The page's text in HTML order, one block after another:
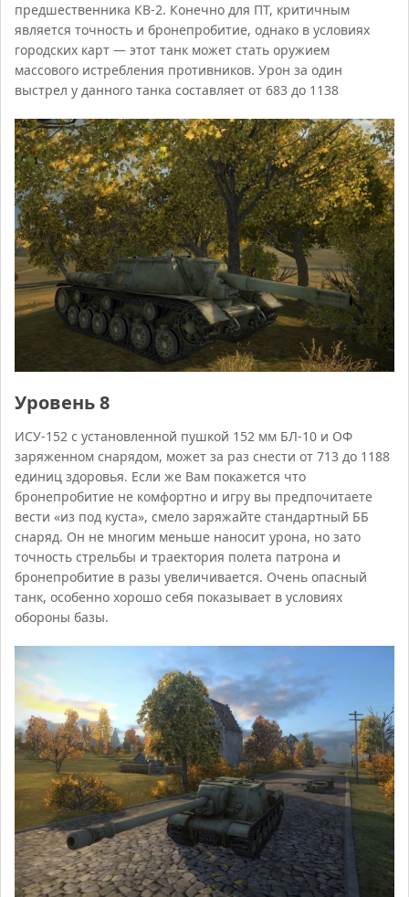
предшественника КВ-2. Конечно для ПТ, критичным
является точность и бронепробитие, однако в условиях
городских карт — этот танк может стать оружием
массового истребления противников. Урон за один
выстрел у данного танка составляет от 683 до 1138
Уровень 8
ИСУ-152 с установленной пушкой 152 мм БЛ-10 и ОФ
заряженном снарядом, может за раз снести от 713 до 1188
единиц здоровья. Если же Вам покажется что
бронепробитие не комфортно и игру вы предпочитаете
вести «из под куста», смело заряжайте стандартный ББ
снаряд. Он не многим меньше наносит урона, но зато
точность стрельбы и траектория полета патрона и
бронепробитие в разы увеличивается. Очень опасный
танк, особенно хорошо себя показывает в условиях
обороны базы.